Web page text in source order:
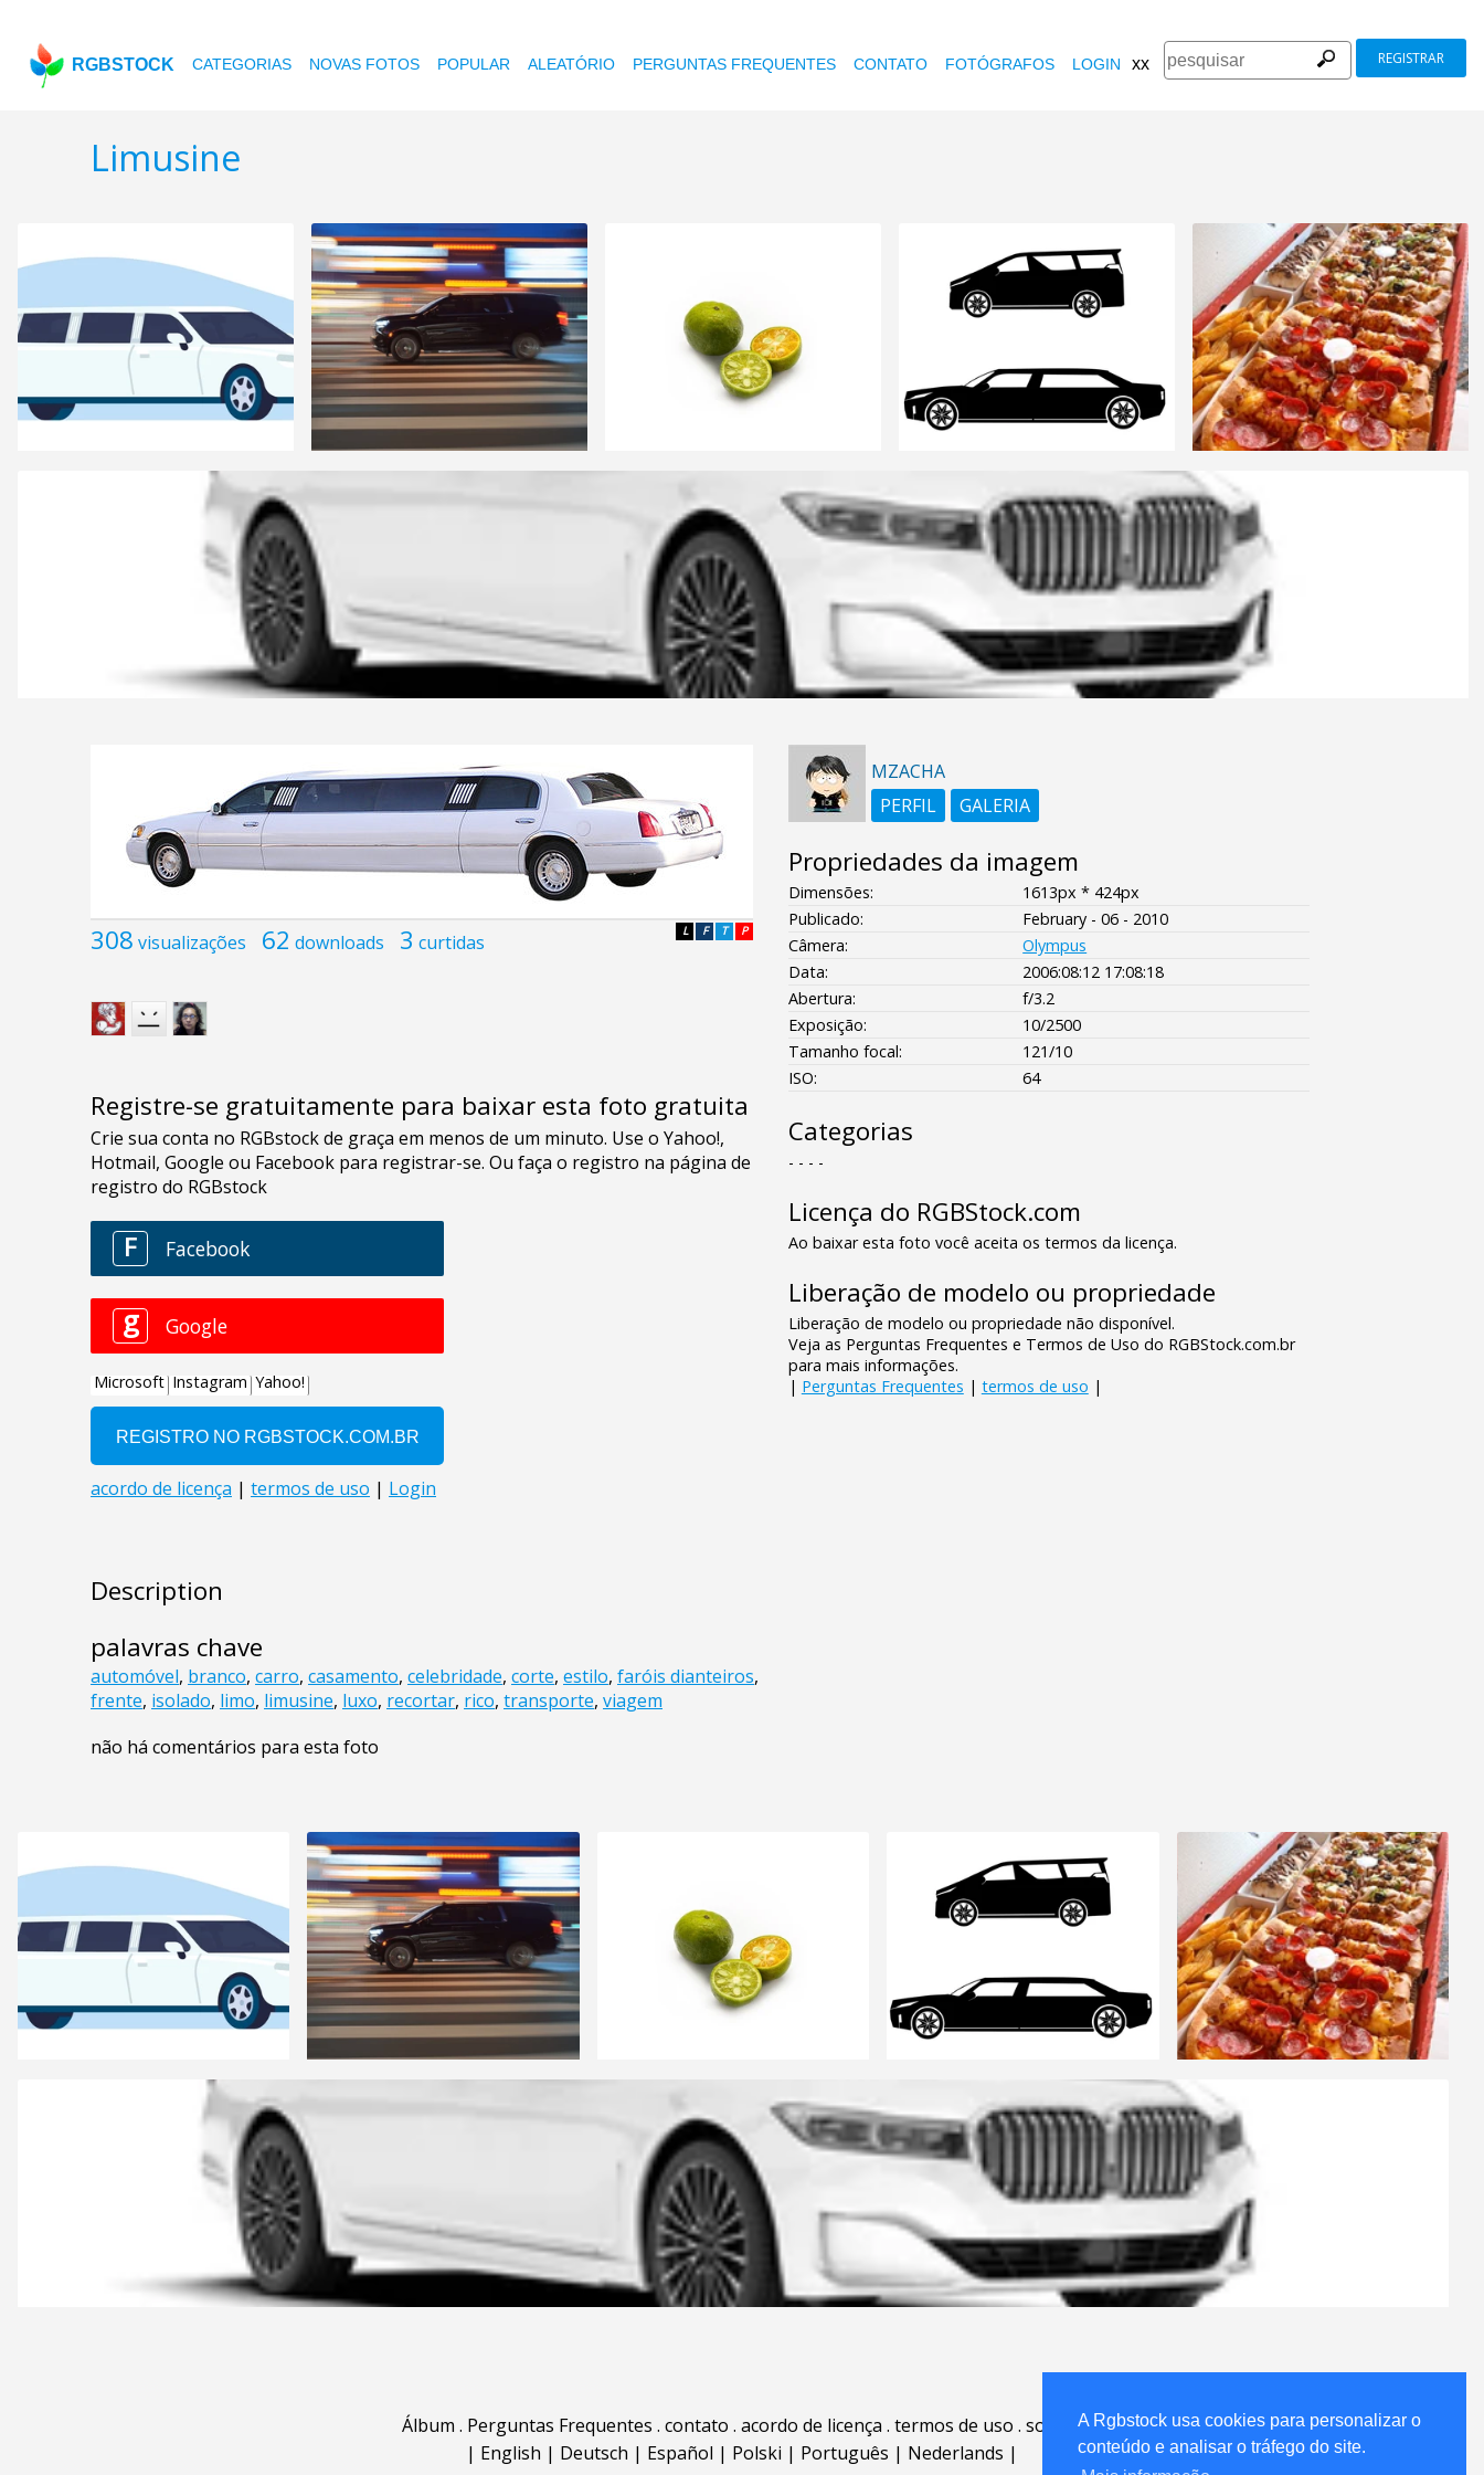
A Rgbstock usa cookies para personalizar o
conteúdo e analisar o tráfego do site.
RGBSTOCK CATEGORIAS NOVAS FOTOS POPULAR ALEATÓRIO PERGUNTAS FREQUENTES CONTATO FOTÓGRAFOS LOGIN xx REGISTRAR
Limusine
308 visualizações 62 downloads 3 curtidas P
T
F
L
Registre-se gratuitamente para baixar esta foto gratuita
Description
palavras chave
automóvel, branco, carro, casamento, celebridade, corte, estilo, faróis dianteiros,
frente, isolado, limo, limusine, luxo, recortar, rico, transporte, viagem
não há comentários para esta foto
MZACHA
PERFIL
GALERIA
Propriedades da imagem
Dimensões:
1613px * 424px
Publicado:
February - 06 - 2010
Câmera:
Olympus
Data:
2006:08:12 17:08:18
Abertura:
f/3.2
Exposição:
10/2500
Tamanho focal:
121/10
ISO:
64
Categorias
- - - -
Licença do RGBStock.com
Ao baixar esta foto você aceita os termos da licença.
Liberação de modelo ou propriedade
Liberação de modelo ou propriedade não disponível.
Veja as Perguntas Frequentes e Termos de Uso do RGBStock.com.br
para mais informações.
| Perguntas Frequentes | termos de uso |
Álbum . Perguntas Frequentes . contato . acordo de licença . termos de uso . sobre
.
| English | Deutsch | Español | Polski | Português | Nederlands |